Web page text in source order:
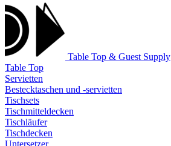
Table Top & Guest Supply
Table Top
Servietten
Bestecktaschen und -servietten
Tischsets
Tischmitteldecken
Tischläufer
Tischdecken